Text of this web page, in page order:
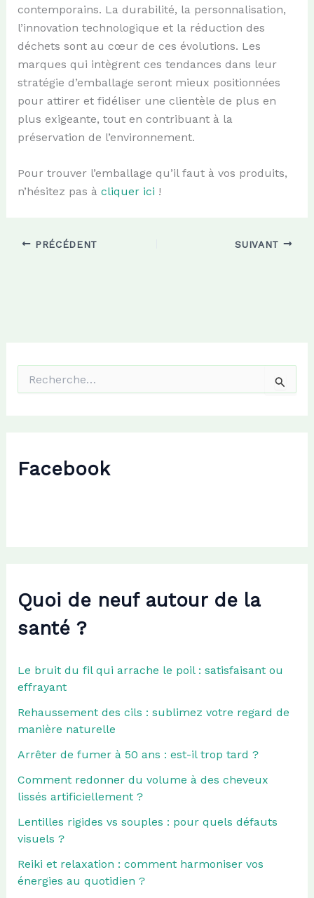
contemporains. La durabilité, la personnalisation,
l’innovation technologique et la réduction des
déchets sont au cœur de ces évolutions. Les
marques qui intègrent ces tendances dans leur
stratégie d’emballage seront mieux positionnées
pour attirer et fidéliser une clientèle de plus en
plus exigeante, tout en contribuant à la
préservation de l’environnement.
Pour trouver l’emballage qu’il faut à vos produits,
n’hésitez pas à cliquer ici !
PRÉCÉDENT SUIVANT
h
Facebook
Quoi de neuf autour de la
santé ?
Le bruit du fil qui arrache le poil : satisfaisant ou
effrayant
Rehaussement des cils : sublimez votre regard de
manière naturelle
Arrêter de fumer à 50 ans : est-il trop tard ?
Comment redonner du volume à des cheveux
lissés artificiellement ?
Lentilles rigides vs souples : pour quels défauts
visuels ?
Reiki et relaxation : comment harmoniser vos
énergies au quotidien ?